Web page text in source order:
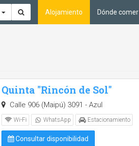
Alojamiento Dónde comer
Quinta "Rincón de Sol"
Calle 906 (Maipú) 3091 - Azul
Wi-Fi WhatsApp Estacionamiento
Consultar disponibilidad